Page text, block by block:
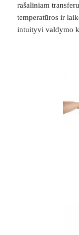
rašaliniam
temperatūros ir
intuityvi valdymo